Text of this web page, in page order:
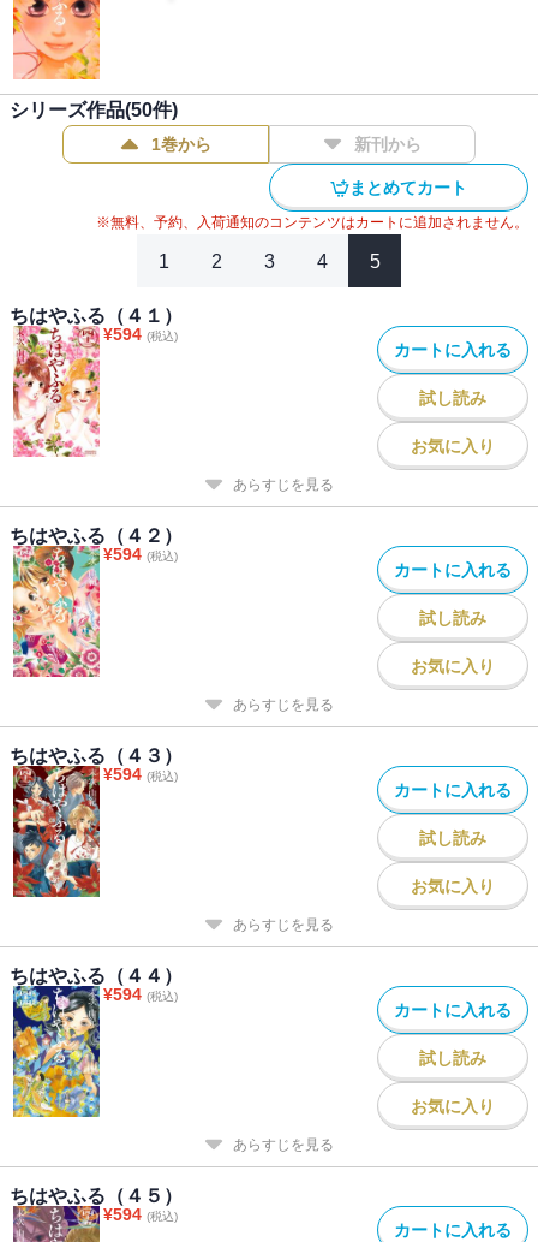
シリーズ作品(50件)
1巻から 新刊から
まとめてカート
※無料、予約、入荷通知のコンテンツはカートに追加されません。
1 2 3 4 5
ちはやふる（４１）
¥594 (税込)
カートに入れる
試し読み
お気に入り
あらすじを見る
ちはやふる（４２）
¥594 (税込)
カートに入れる
試し読み
お気に入り
あらすじを見る
ちはやふる（４３）
¥594 (税込)
カートに入れる
試し読み
お気に入り
あらすじを見る
ちはやふる（４４）
¥594 (税込)
カートに入れる
試し読み
お気に入り
あらすじを見る
ちはやふる（４５）
¥594 (税込)
カートに入れる